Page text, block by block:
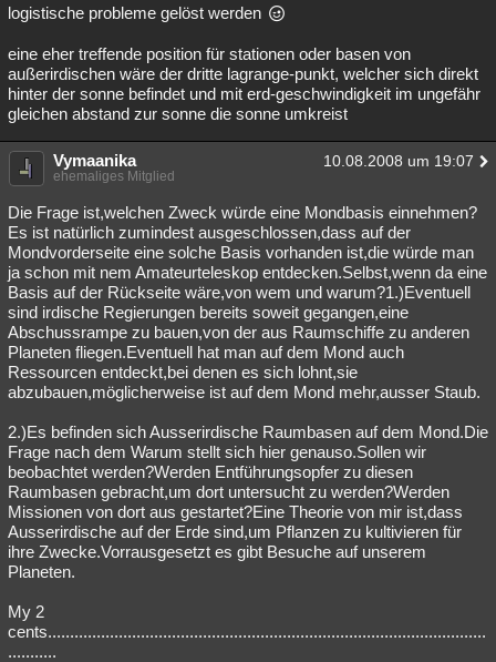
logistische probleme gelöst werden
eine eher treffende position für stationen oder basen von
außerirdischen wäre der dritte lagrange-punkt, welcher sich direkt
hinter der sonne befindet und mit erd-geschwindigkeit im ungefähr
gleichen abstand zur sonne die sonne umkreist
Vymaanika 10.08.2008 um 19:07
ehemaliges Mitglied
Die Frage ist,welchen Zweck würde eine Mondbasis einnehmen?
Es ist natürlich zumindest ausgeschlossen,dass auf der
Mondvorderseite eine solche Basis vorhanden ist,die würde man
ja schon mit nem Amateurteleskop entdecken.Selbst,wenn da eine
Basis auf der Rückseite wäre,von wem und warum?1.)Eventuell
sind irdische Regierungen bereits soweit gegangen,eine
Abschussrampe zu bauen,von der aus Raumschiffe zu anderen
Planeten fliegen.Eventuell hat man auf dem Mond auch
Ressourcen entdeckt,bei denen es sich lohnt,sie
abzubauen,möglicherweise ist auf dem Mond mehr,ausser Staub.
2.)Es befinden sich Ausserirdische Raumbasen auf dem Mond.Die
Frage nach dem Warum stellt sich hier genauso.Sollen wir
beobachtet werden?Werden Entführungsopfer zu diesen
Raumbasen gebracht,um dort untersucht zu werden?Werden
Missionen von dort aus gestartet?Eine Theorie von mir ist,dass
Ausserirdische auf der Erde sind,um Pflanzen zu kultivieren für
ihre Zwecke.Vorrausgesetzt es gibt Besuche auf unserem
Planeten.
My 2
cents...................................................................................................
...........